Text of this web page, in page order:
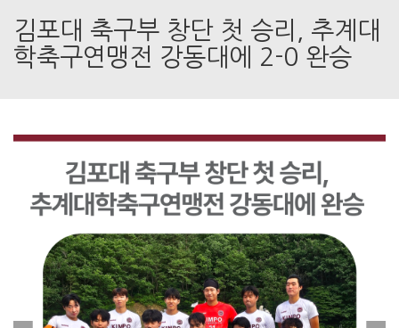
김포대 축구부 창단 첫 승리, 추계대
학축구연맹전 강동대에 2-0 완승